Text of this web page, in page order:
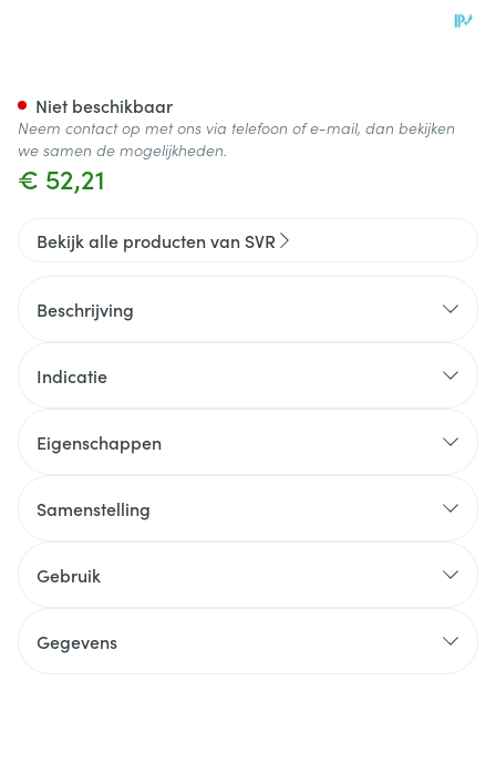
€ 52,21
Niet beschikbaar
Neem contact op met ons via telefoon of e-mail, dan bekijken
we samen de mogelijkheden.
Bekijk alle producten van SVR
Beschrijving
Indicatie
Eigenschappen
Samenstelling
Gebruik
Gegevens